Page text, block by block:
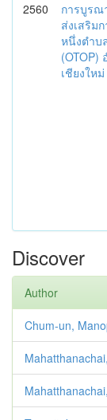
2560
การบูรณ
ส่งเสริม
หนึ่งตำ
(OTOP)
เชียงใหม่
Discover
Author
Chum-un,